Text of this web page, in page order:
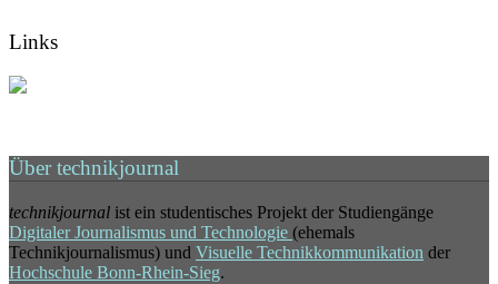
Links
Über technikjournal
technikjournal ist ein studentisches Projekt der Studiengänge
Digitaler Journalismus und Technologie (ehemals
Technikjournalismus) und Visuelle Technikkommunikation der
Hochschule Bonn-Rhein-Sieg.